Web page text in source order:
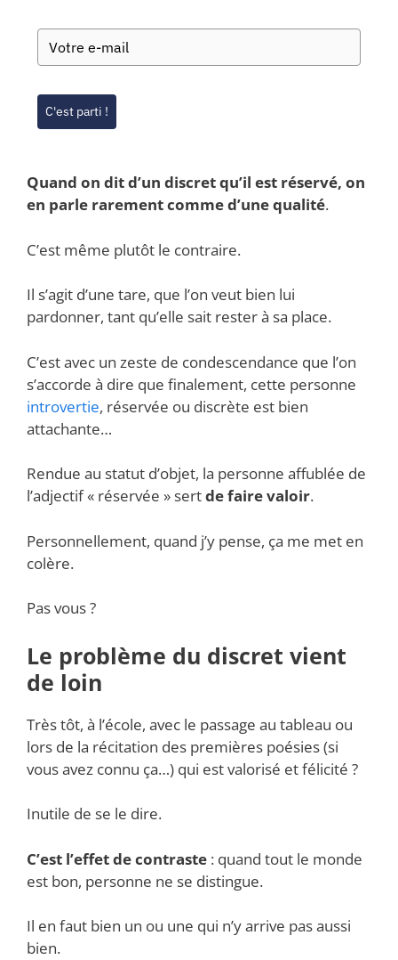
C'est parti !
Quand on dit d’un discret qu’il est réservé, on
en parle rarement comme d’une qualité.
C’est même plutôt le contraire.
Il s’agit d’une tare, que l’on veut bien lui
pardonner, tant qu’elle sait rester à sa place.
C’est avec un zeste de condescendance que l’on
s’accorde à dire que finalement, cette personne
introvertie, réservée ou discrète est bien
attachante…
Rendue au statut d’objet, la personne affublée de
l’adjectif « réservée » sertde faire valoir.
Personnellement, quand j’y pense, ça me met en
colère.
Pas vous ?
Le problème du discret vient
de loin
Très tôt, à l’école, avec le passage au tableau ou
lors de la récitation des premières poésies (si
vous avez connu ça…) qui est valorisé et félicité ?
Inutile de se le dire.
C’est l’effet de contraste : quand tout le monde
est bon, personne ne se distingue.
Il en faut bien un ou une qui n’y arrive pas aussi
bien.